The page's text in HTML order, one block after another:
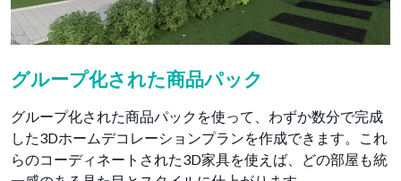
グループ化された商品パック
グループ化された商品パックを使って、わずか数分で完成
した3Dホームデコレーションプランを作成できます。これ
らのコーディネートされた3D家具を使えば、どの部屋も統